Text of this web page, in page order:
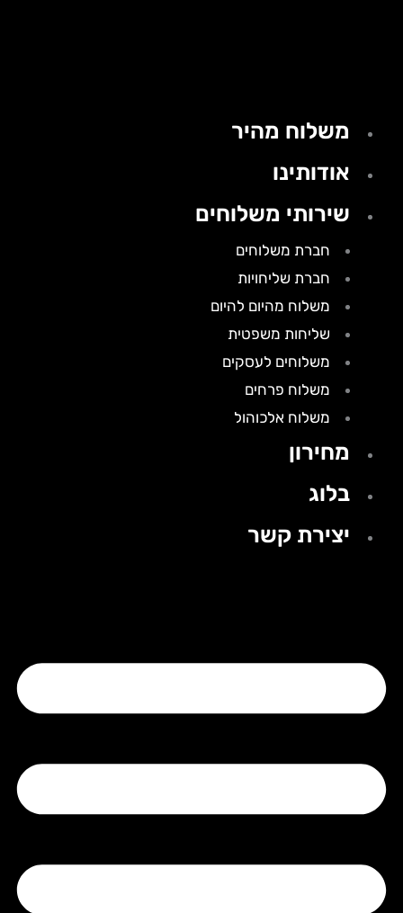
משלוח מהיר
אודותינו
שירותי משלוחים
חברת משלוחים
חברת שליחויות
משלוח מהיום להיום
שליחות משפטית
משלוחים לעסקים
משלוח פרחים
משלוח אלכוהול
מחירון
בלוג
יצירת קשר